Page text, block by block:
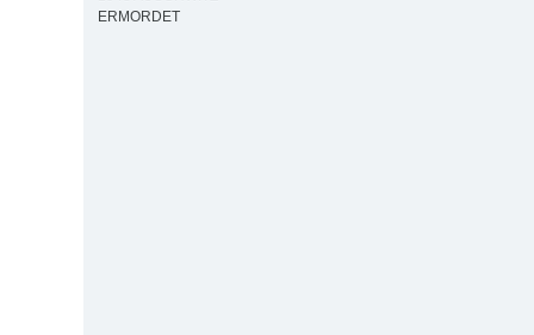
ERMORDET